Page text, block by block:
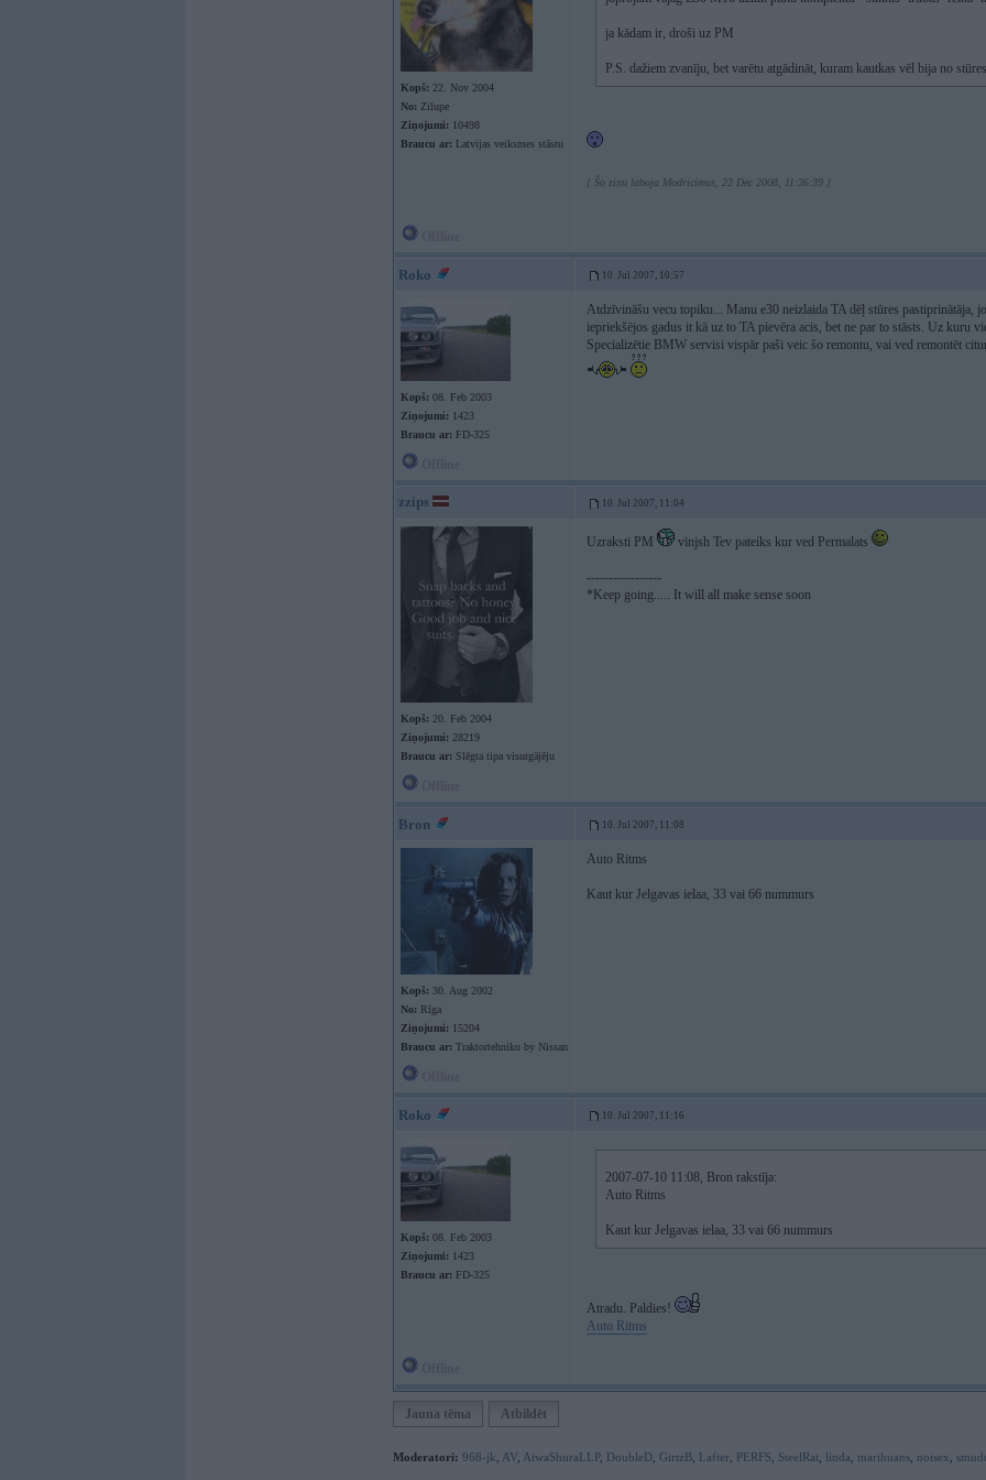
Kopš: 22. Nov 2004
No: Zilupe
Ziņojumi: 10498
Braucu ar: Latvijas veiksmes stāstu
ja kādam ir, droši uz PM
P.S. dažiem zvanīju, bet varētu atgādināt, kuram kautkas vēl bija no
[ Šo ziņu laboja Modricimus, 22 Dec 2008, 11:36:39 ]
Roko 10. Jul 2007, 10:57
Kopš: 08. Feb 2003
Ziņojumi: 1423
Braucu ar: FD-325
Atdzīvināšu vecu topiku... Manu e30 neizlaida TA dēļ stūres pastiprinātāja,
iepriekšējos gadus it kā uz to TA pievēra acis, bet ne par to stāsts. Uz kuru
Specializētie BMW servisi vispār paši veic šo remontu, vai ved remontēt
zzips 10. Jul 2007, 11:04
Kopš: 20. Feb 2004
Ziņojumi: 28219
Braucu ar: Slēgta tipa visurgājēju
Uzraksti PM vinjsh Tev pateiks kur ved Permalats
-----------------
*Keep going..... It will all make sense soon
Bron 10. Jul 2007, 11:08
Kopš: 30. Aug 2002
No: Rīga
Ziņojumi: 15204
Braucu ar: Traktortehniku by Nissan
Auto Ritms
Kaut kur Jelgavas ielaa, 33 vai 66 nummurs
Roko 10. Jul 2007, 11:16
Kopš: 08. Feb 2003
Ziņojumi: 1423
Braucu ar: FD-325
2007-07-10 11:08, Bron rakstīja:
Auto Ritms
Kaut kur Jelgavas ielaa, 33 vai 66 nummurs
Atradu. Paldies!
Auto Ritms
Jauna tēma Atbildēt
Moderatori: 968-jk AV AiwaShuraLLP, DoubleD GirtzB Lafter PERFS SteelRat linda marihuans noisex